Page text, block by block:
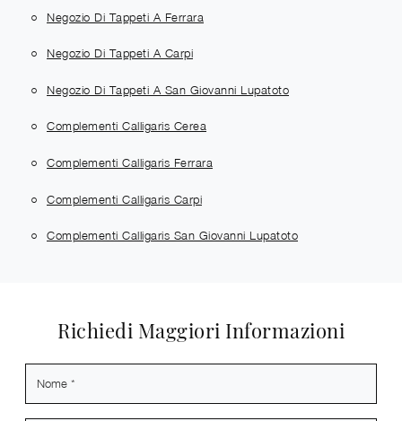
Negozio Di Tappeti A Ferrara
Negozio Di Tappeti A Carpi
Negozio Di Tappeti A San Giovanni Lupatoto
Complementi Calligaris Cerea
Complementi Calligaris Ferrara
Complementi Calligaris Carpi
Complementi Calligaris San Giovanni Lupatoto
Richiedi Maggiori Informazioni